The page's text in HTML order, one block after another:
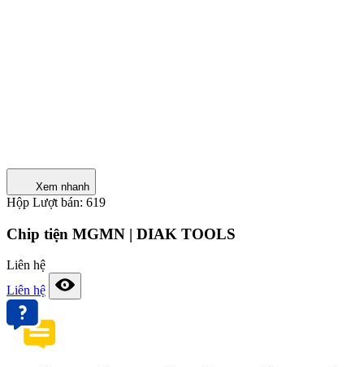
Xem nhanh
Hộp Lượt bán: 619
Chip tiện MGMN | DIAK TOOLS
Liên hệ
Liên hệ